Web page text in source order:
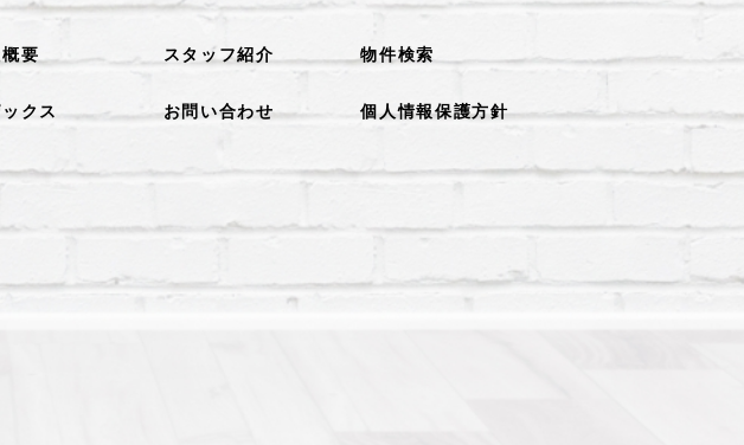
要 スタッフ紹介 物件検索
クス お問い合わせ 個人情報保護方針